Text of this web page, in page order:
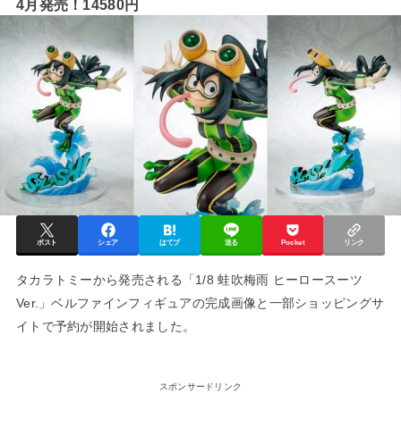
4月発売！14580円
ポスト シェア はてブ 送る Pocket リンク
タカラトミーから発売される「1/8 蛙吹梅雨 ヒーロースーツ
Ver.」ベルファインフィギュアの完成画像と一部ショッピングサ
イトで予約が開始されました。
スポンサードリンク